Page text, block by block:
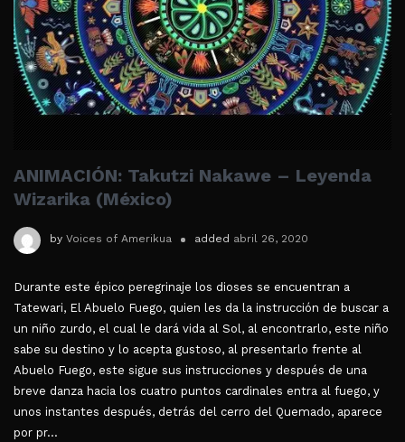
ANIMACIÓN: Takutzi Nakawe – Leyenda
Wizarika (México)
by Voices of Amerikua added abril 26, 2020
Durante este épico peregrinaje los dioses se encuentran a
Tatewari, El Abuelo Fuego, quien les da la instrucción de buscar a
un niño zurdo, el cual le dará vida al Sol, al encontrarlo, este niño
sabe su destino y lo acepta gustoso, al presentarlo frente al
Abuelo Fuego, este sigue sus instrucciones y después de una
breve danza hacia los cuatro puntos cardinales entra al fuego, y
unos instantes después, detrás del cerro del Quemado, aparece
por pr...